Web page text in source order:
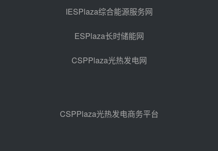
架协议项目中标候选人公示
350MW光热大基地建设提速！哈
锅中标格尔木项目蒸汽发生系统
前天 08-04 09:54
前天 08-04 09:27
IESPlaza综合能源服务网
ESPlaza长时储能网
CSPPlaza光热发电网
CSPPlaza光热发电商务平台